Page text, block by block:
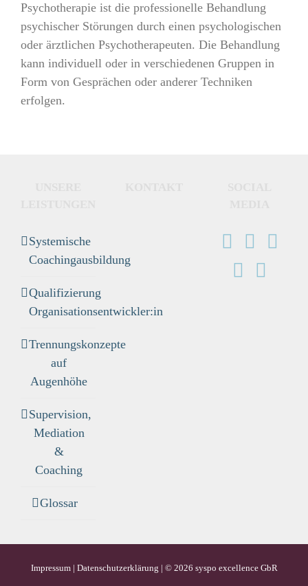
Psychotherapie ist die professionelle Behandlung
psychischer Störungen durch einen psychologischen
oder ärztlichen Psychotherapeuten. Die Behandlung
kann individuell oder in verschiedenen Gruppen in
Form von Gesprächen oder anderer Techniken
erfolgen.
Systemische
Coachingausbildung
Qualifizierung
Organisationsentwickler:in
Trennungskonzepte
auf
Augenhöhe
Supervision,
Mediation
&
Coaching
Glossar
Impressum| Datenschutzerklärung | © 2026 syspo excellence GbR